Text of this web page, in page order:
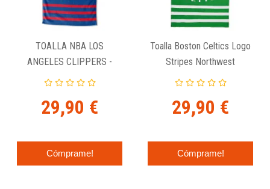
TOALLA NBA LOS
ANGELES CLIPPERS -
LOGO STRIPES
29,90 €
Cómprame!
Toalla Boston Celtics Logo
Stripes Northwest
29,90 €
Cómprame!